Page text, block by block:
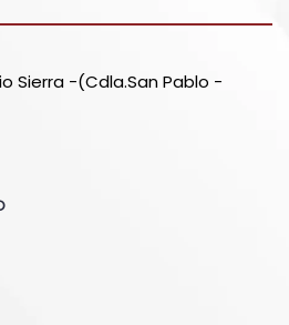
Sierra -(Cdla.San Pablo -